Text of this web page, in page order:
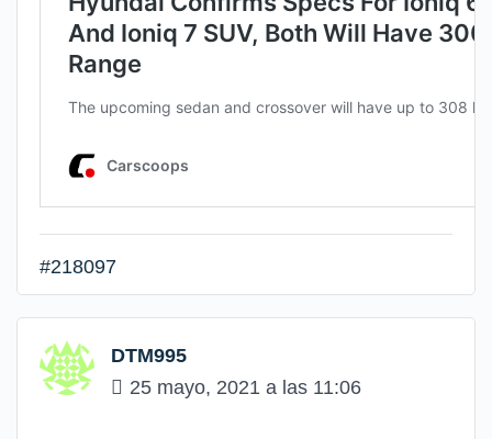
#218097
DTM995
25 mayo, 2021 a las 11:06